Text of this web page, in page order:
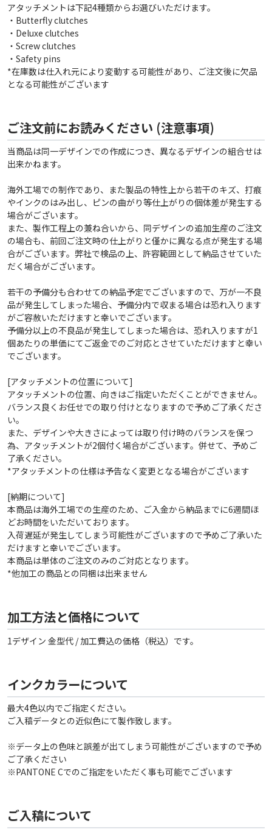
アタッチメントは下記4種類からお選びいただけます。
・Butterfly clutches
・Deluxe clutches
・Screw clutches
・Safety pins
*在庫数は仕入れ元により変動する可能性があり、ご注文後に欠品
となる可能性がございます
ご注文前にお読みください (注意事項)
当商品は同一デザインでの作成につき、異なるデザインの組合せは
出来かねます。
海外工場での制作であり、また製品の特性上から若干のキズ、打痕
やインクのはみ出し、ピンの曲がり等仕上がりの個体差が発生する
場合がございます。
また、製作工程上の兼ね合いから、同デザインの追加生産のご注文
の場合も、前回ご注文時の仕上がりと僅かに異なる点が発生する場
合がございます。弊社で検品の上、許容範囲として納品させていた
だく場合がございます。
若干の予備分も合わせての納品予定でございますので、万が一不良
品が発生してしまった場合、予備分内で収まる場合は恐れ入ります
がご容赦いただけますと幸いでございます。
予備分以上の不良品が発生してしまった場合は、恐れ入りますが1
個あたりの単価にてご返金でのご対応とさせていただけますと幸い
でございます。
[アタッチメントの位置について]
アタッチメントの位置、向きはご指定いただくことができません。
バランス良くお任せでの取り付けとなりますので予めご了承くださ
い。
また、デザインや大きさによっては取り付け時のバランスを保つ
為、アタッチメントが2個付く場合がございます。併せて、予めご
了承ください。
*アタッチメントの仕様は予告なく変更となる場合がございます
[納期について]
本商品は海外工場での生産のため、ご入金から納品までに6週間ほ
どお時間をいただいております。
入荷遅延が発生してしまう可能性がございますので予めご了承いた
だけますと幸いでございます。
本商品は単体のご注文のみのご対応となります。
*他加工の商品との同梱は出来ません
加工方法と価格について
1デザイン 金型代 / 加工費込の価格（税込）です。
インクカラーについて
最大4色以内でご指定ください。
ご入稿データとの近似色にて製作致します。
※データ上の色味と誤差が出てしまう可能性がございますので予め
ご了承ください
※PANTONE Cでのご指定をいただく事も可能でございます
ご入稿について